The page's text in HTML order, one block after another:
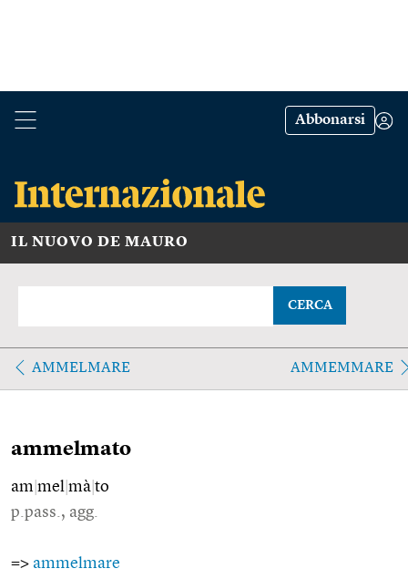
Abbonarsi
IL NUOVO DE MAURO
CERCA
AMMELMARE AMMEMMARE
ammelmato
am mel mà to
p.pass., agg.
=> ammelmare